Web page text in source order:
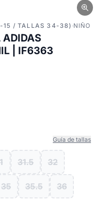
15 / TALLAS 34-38) ·NIÑO
ADIDAS
| IF6363
Guía de tallas
31.5 32
35 35.5 36